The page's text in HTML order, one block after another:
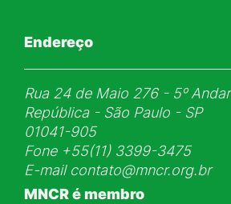
Endereço
Rua 24 de Maio 276 - 5ᵒ Andar
República - São Paulo - SP
01041-905
Fone+55(11) 3399-3475
E-mail contato@mncr.org.br
MNCR é membro